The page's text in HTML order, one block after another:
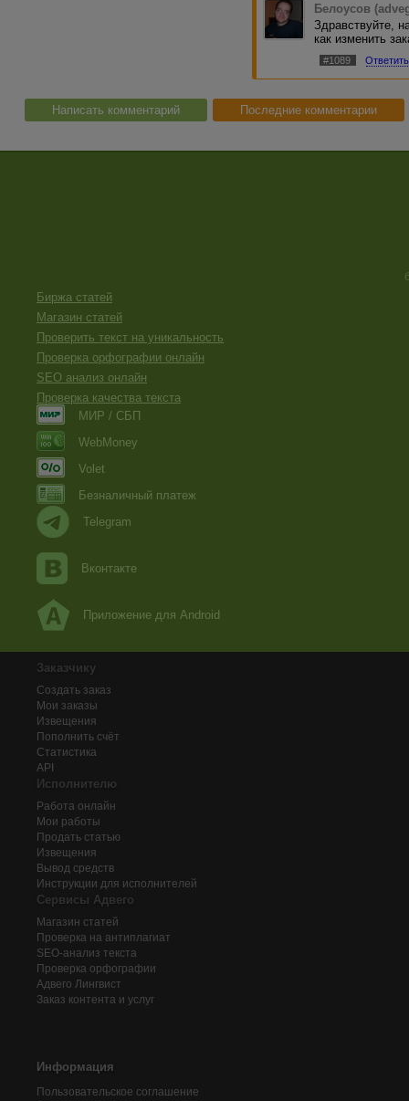
Белоусов
Здравствуйте,
как изменить
#1089 Ответить
Написать комментарий Последние комментарии
Биржа статей
Магазин статей
Проверить текст на уникальность
Проверка орфографии онлайн
SEO анализ онлайн
Проверка качества текста
МИР / СБП
WebMoney
Volet
Безналичный платеж
Telegram
Вконтакте
Приложение для Android
Заказчику
Создать заказ
Мои заказы
Извещения
Пополнить счёт
Статистика
API
Исполнителю
Работа онлайн
Мои работы
Продать статью
Извещения
Вывод средств
Инструкции для исполнителей
Сервисы Адвего
Магазин статей
Проверка на антиплагиат
SEO-анализ текста
Проверка орфографии
Адвего Лингвист
Заказ контента и услуг
Информация
Пользовательское соглашение